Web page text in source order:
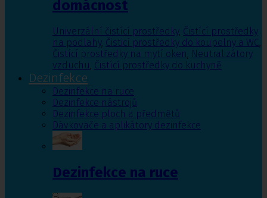
domácnost
Univerzální čistící prostředky, Čistící prostředky
na podlahy, Čisticí prostředky do koupelny a WC,
Čistící prostředky na mytí oken, Neutralizátory
vzduchu, Čistící prostředky do kuchyně
Dezinfekce
Dezinfekce na ruce
Dezinfekce nástrojů
Dezinfekce ploch a předmětů
Dávkovače a aplikátory dezinfekce
Dezinfekce na ruce